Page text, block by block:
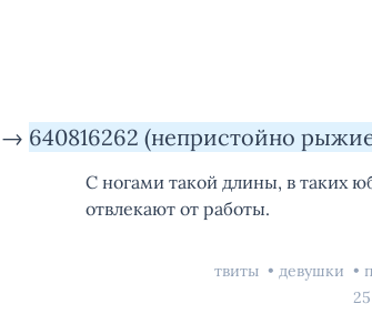
→ 640816262 (непристойно
С ногами такой длины, в таких
отвлекают от работы.
твиты девушки